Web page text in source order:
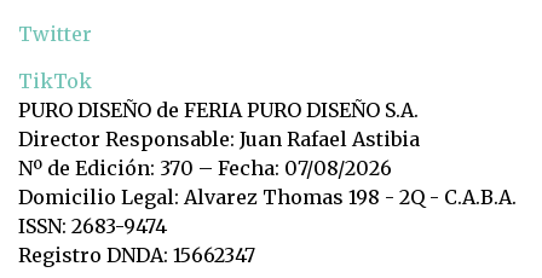
Twitter
TikTok
PURO DISEÑO de FERIA PURO DISEÑO S.A.
Director Responsable: Juan Rafael Astibia
Nº de Edición: 370 – Fecha: 07/08/2026
Domicilio Legal: Alvarez Thomas 198 - 2Q - C.A.B.A.
ISSN: 2683-9474
Registro DNDA: 15662347